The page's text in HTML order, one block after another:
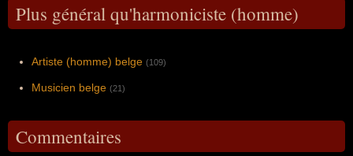
Plus général qu'harmoniciste (homme)
Artiste (homme) belge (109)
Musicien belge (21)
Commentaires